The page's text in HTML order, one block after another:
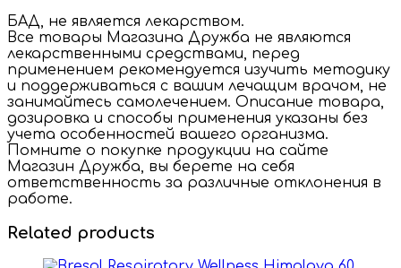
БАД, не является лекарством.
Все товары Магазина Дружба не являются
лекарственными средствами, перед
применением рекомендуется изучить методику
и поддерживаться с вашим лечащим врачом, не
занимайтесь самолечением. Описание товара,
дозировка и способы применения указаны без
учета особенностей вашего организма.
Помните о покупке продукции на сайте
Магазин Дружба, вы берете на себя
ответственность за различные отклонения в
работе.
Related products